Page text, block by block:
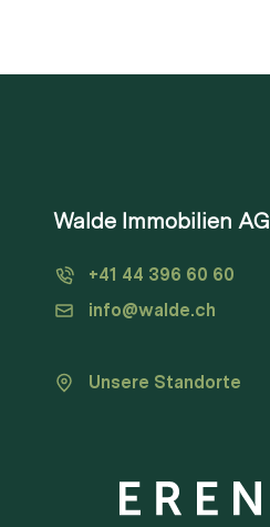
Walde Immobilien AG
+41 44 396 60 60
info@walde.ch
Unsere Standorte